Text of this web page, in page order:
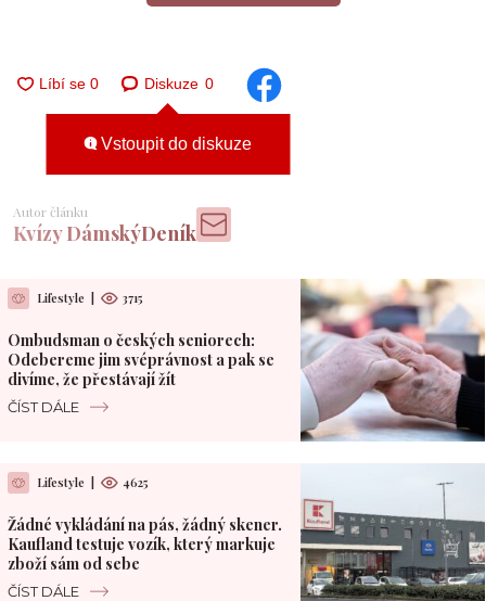
Diskuze 0
Vstoupit do diskuze
Autor článku
Kvízy DámskýDeník
Lifestyle 3715
Ombudsman o českých seniorech:
Odebereme jim svéprávnost a pak se
divíme, že přestávají žít
ČÍST DÁLE
Lifestyle 4625
Žádné vykládání na pás, žádný skener.
Kaufland testuje vozík, který markuje
zboží sám od sebe
ČÍST DÁLE